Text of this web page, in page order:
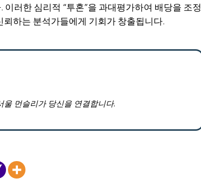
러한 심리적 “투혼”을 과대평가하여 배당을 조정
하는 분석가들에게 기회가 창출됩니다.
먼슬리가 당신을 연결합니다.